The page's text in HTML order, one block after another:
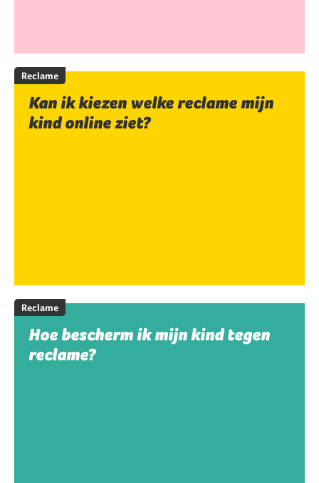
Reclame
Kan ik kiezen welke reclame mijn
kind online ziet?
Reclame
Hoe bescherm ik mijn kind tegen
reclame?